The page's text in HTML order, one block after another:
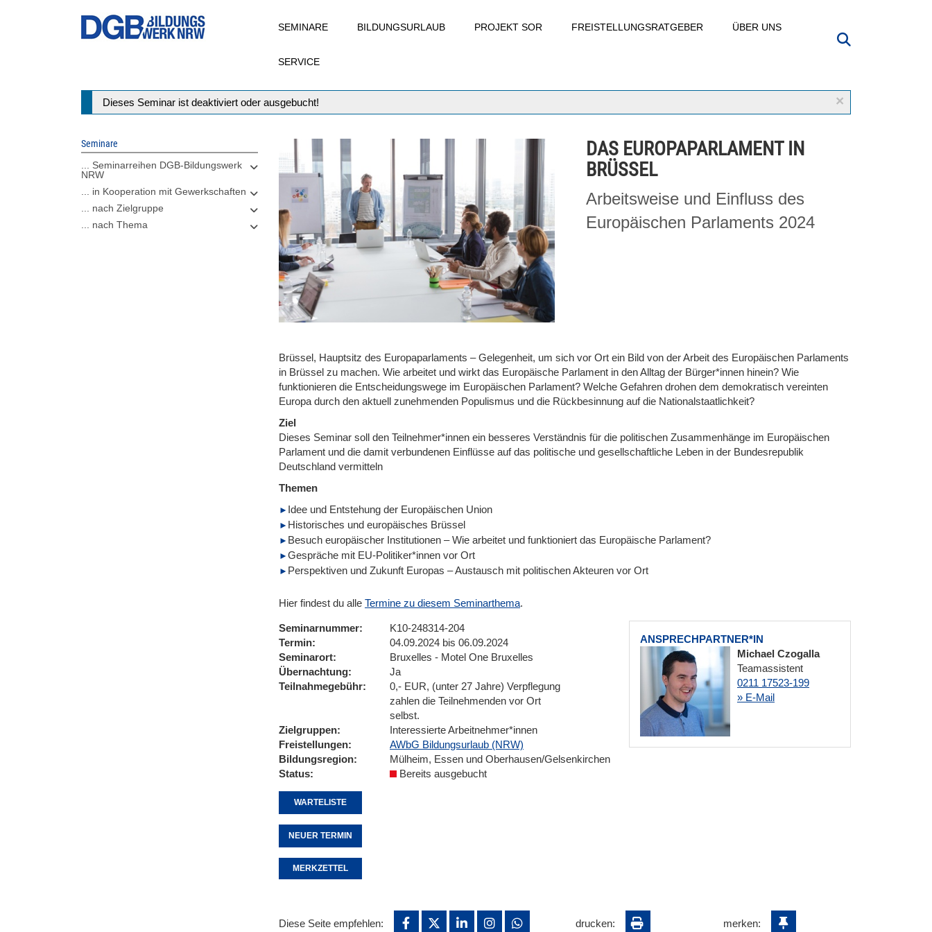
SEMINARE BILDUNGSURLAUB PROJEKT SOR FREISTELLUNGSRATGEBER ÜBER UNS
SERVICE
×
Statusmeldung
Dieses Seminar ist deaktiviert oder ausgebucht!
Seminare
... Seminarreihen DGB-Bildungswerk
NRW
... in Kooperation mit Gewerkschaften
... nach Zielgruppe
... nach Thema
DAS EUROPAPARLAMENT IN
BRÜSSEL
Arbeitsweise und Einfluss des
Europäischen Parlaments 2024
Brüssel, Hauptsitz des Europaparlaments – Gelegenheit, um sich vor Ort ein Bild von der Arbeit des Europäischen Parlaments
in Brüssel zu machen. Wie arbeitet und wirkt das Europäische Parlament in den Alltag der Bürger*innen hinein? Wie
funktionieren die Entscheidungswege im Europäischen Parlament? Welche Gefahren drohen dem demokratisch vereinten
Europa durch den aktuell zunehmenden Populismus und die Rückbesinnung auf die Nationalstaatlichkeit?
Ziel
Dieses Seminar soll den Teilnehmer*innen ein besseres Verständnis für die politischen Zusammenhänge im Europäischen
Parlament und die damit verbundenen Einflüsse auf das politische und gesellschaftliche Leben in der Bundesrepublik
Deutschland vermitteln
Themen
Idee und Entstehung der Europäischen Union
Historisches und europäisches Brüssel
Besuch europäischer Institutionen – Wie arbeitet und funktioniert das Europäische Parlament?
Gespräche mit EU-Politiker*innen vor Ort
Perspektiven und Zukunft Europas – Austausch mit politischen Akteuren vor Ort
Hier findest du alle Termine zu diesem Seminarthema.
ANSPRECHPARTNER*IN
Michael Czogalla
Teamassistent
0211 17523-199
» E-Mail
Seminarnummer
K10-248314-204
Termin
04.09.2024 bis 06.09.2024
Seminarort
Bruxelles - Motel One Bruxelles
Übernachtung
Ja
Teilnahmegebühr
0,- EUR, (unter 27 Jahre) Verpflegung
zahlen die Teilnehmenden vor Ort
selbst.
Zielgruppen
Interessierte Arbeitnehmer*innen
Freistellungen
AWbG Bildungsurlaub (NRW)
Bildungsregion
Mülheim, Essen und Oberhausen/Gelsenkirchen
Status
Bereits ausgebucht
WARTELISTE
NEUER TERMIN
MERKZETTEL
Diese Seite empfehlen: drucken: merken: